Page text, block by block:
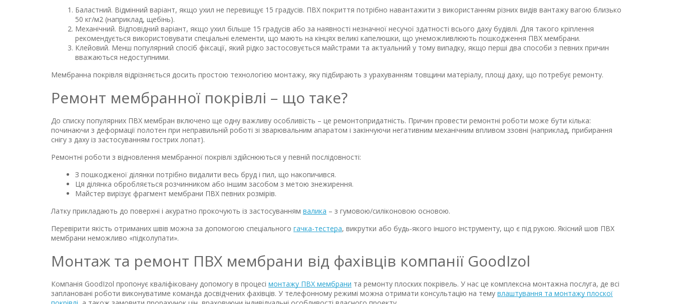
Баластний. Відмінний варіант, якщо ухил не перевищує 15 градусів. ПВХ покриття потрібно навантажити з використанням різних видів вантажу вагою близько
50 кг/м2 (наприклад, щебінь).
Механічний. Відповідний варіант, якщо ухил більше 15 градусів або за наявності незначної несучої здатності всього даху будівлі. Для такого кріплення
рекомендується використовувати спеціальні елементи, що мають на кінцях великі капелюшки, що унеможливлюють пошкодження ПВХ мембрани.
Клейовий. Менш популярний спосіб фіксації, який рідко застосовується майстрами та актуальний у тому випадку, якщо перші два способи з певних причин
вважаються недоступними.
Мембранна покрівля відрізняється досить простою технологією монтажу, яку підбирають з урахуванням товщини матеріалу, площі даху, що потребує ремонту.
Ремонт мембранної покрівлі – що таке?
До списку популярних ПВХ мембран включено ще одну важливу особливість – це ремонтопридатність. Причин провести ремонтні роботи може бути кілька:
починаючи з деформації полотен при неправильній роботі зі зварювальним апаратом і закінчуючи негативним механічним впливом ззовні (наприклад, прибирання
снігу з даху із застосуванням гострих лопат).
Ремонтні роботи з відновлення мембранної покрівлі здійснюються у певній послідовності:
З пошкодженої ділянки потрібно видалити весь бруд і пил, що накопичився.
Ця ділянка обробляється розчинником або іншим засобом з метою знежирення.
Майстер вирізує фрагмент мембрани ПВХ певних розмірів.
Латку прикладають до поверхні і акуратно прокочують із застосуванням валика – з гумовою/силіконовою основою.
Перевірити якість отриманих швів можна за допомогою спеціального гачка-тестера, викрутки або будь-якого іншого інструменту, що є під рукою. Якісний шов ПВХ
мембрани неможливо «підколупати».
Монтаж та ремонт ПВХ мембрани від фахівців компанії GoodIzol
Компанія GoodIzol пропонує кваліфіковану допомогу в процесі монтажу ПВХ мембрани та ремонту плоских покрівель. У нас це комплексна монтажна послуга, де всі
заплановані роботи виконуватиме команда досвідчених фахівців. У телефонному режимі можна отримати консультацію на тему влаштування та монтажу плоскої